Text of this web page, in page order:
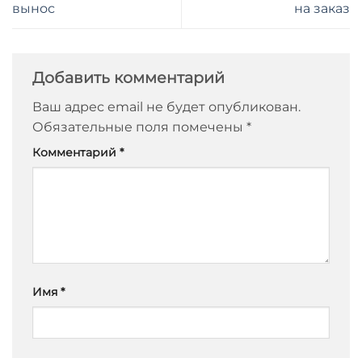
вынос
на заказ
Добавить комментарий
Ваш адрес email не будет опубликован.
Обязательные поля помечены *
Комментарий *
Имя *